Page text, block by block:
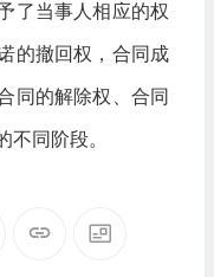
了当事人相应的权
的撤回权，合同成
同的解除权、合同
同阶段。